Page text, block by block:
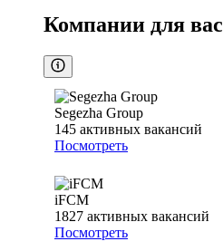
Компании для вас
Segezha Group
145 активных вакансий
Посмотреть
iFCM
1827 активных вакансий
Посмотреть